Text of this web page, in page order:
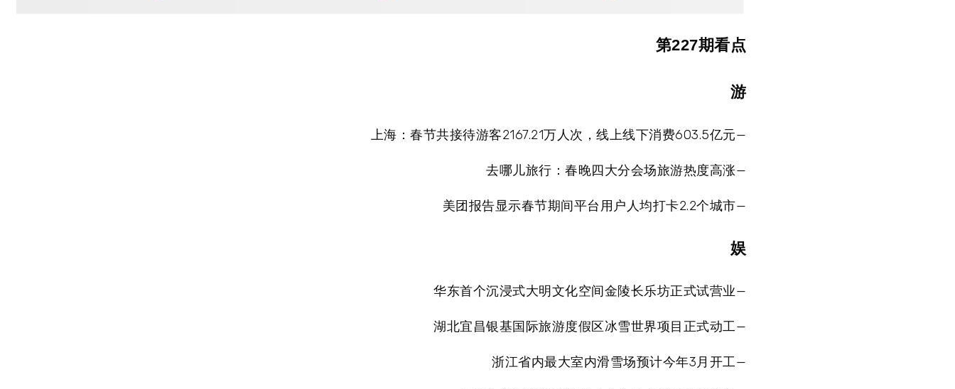
第227期看点
游
上海：春节共接待游客2167.21万人次，线上线下消费603.5亿元—
去哪儿旅行：春晚四大分会场旅游热度高涨—
美团报告显示春节期间平台用户人均打卡2.2个城市—
娱
华东首个沉浸式大明文化空间金陵长乐坊正式试营业—
湖北宜昌银基国际旅游度假区冰雪世界项目正式动工—
浙江省内最大室内滑雪场预计今年3月开工—